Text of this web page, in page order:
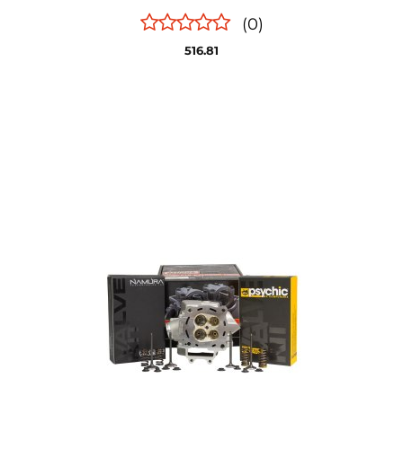
(0)
516.81